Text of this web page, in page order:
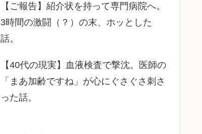
​【ご報告】紹介状を持って専門病院へ。
3時間の激闘（？）の末、ホッとした
話。
【40代の現実】血液検査で撃沈。医師の
「まあ加齢ですね」が心にぐさぐさ刺さ
った話。